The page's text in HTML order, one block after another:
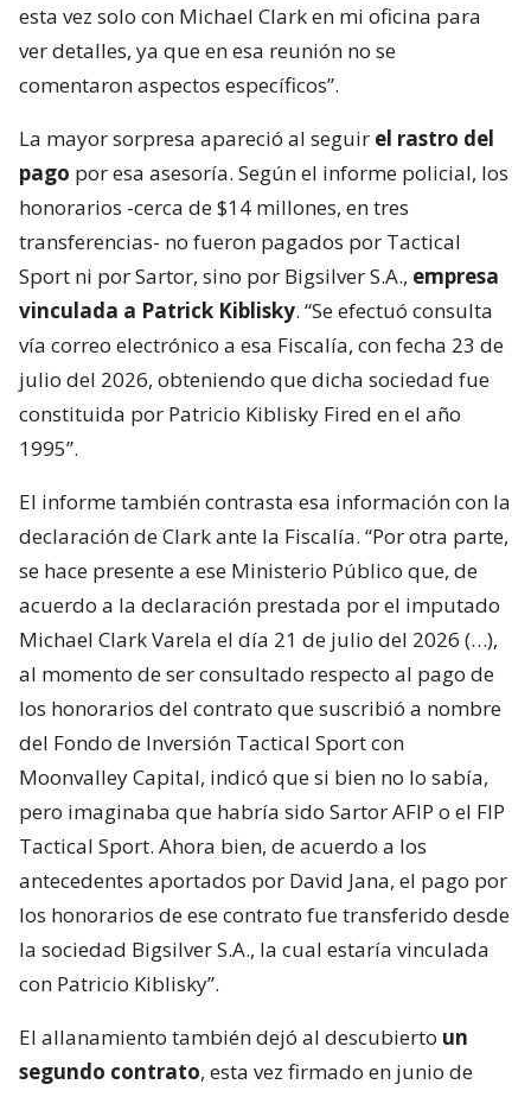
esta vez solo con Michael Clark en mi oficina para
ver detalles, ya que en esa reunión no se
comentaron aspectos específicos”.
La mayor sorpresa apareció al seguir el rastro del
pago por esa asesoría. Según el informe policial, los
honorarios -cerca de $14 millones, en tres
transferencias- no fueron pagados por Tactical
Sport ni por Sartor, sino por Bigsilver S.A., empresa
vinculada a Patrick Kiblisky. “Se efectuó consulta
vía correo electrónico a esa Fiscalía, con fecha 23 de
julio del 2026, obteniendo que dicha sociedad fue
constituida por Patricio Kiblisky Fired en el año
1995”.
El informe también contrasta esa información con la
declaración de Clark ante la Fiscalía. “Por otra parte,
se hace presente a ese Ministerio Público que, de
acuerdo a la declaración prestada por el imputado
Michael Clark Varela el día 21 de julio del 2026 (…),
al momento de ser consultado respecto al pago de
los honorarios del contrato que suscribió a nombre
del Fondo de Inversión Tactical Sport con
Moonvalley Capital, indicó que si bien no lo sabía,
pero imaginaba que habría sido Sartor AFIP o el FIP
Tactical Sport. Ahora bien, de acuerdo a los
antecedentes aportados por David Jana, el pago por
los honorarios de ese contrato fue transferido desde
la sociedad Bigsilver S.A., la cual estaría vinculada
con Patricio Kiblisky”.
El allanamiento también dejó al descubierto un
segundo contrato, esta vez firmado en junio de